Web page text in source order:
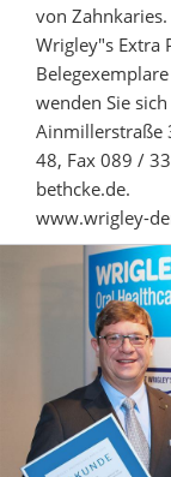
von
Wrigley"s Extra
wenden Sie
Ainmillerstraße
48, Fax 089 /
bethcke.de.
www.wrigley-